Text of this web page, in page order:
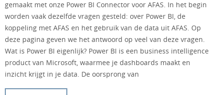
gemaakt met onze Power BI Connector voor AFAS. In het begin
worden vaak dezelfde vragen gesteld: over Power BI, de
koppeling met AFAS en het gebruik van de data uit AFAS. Op
deze pagina geven we het antwoord op veel van deze vragen.
Wat is Power BI eigenlijk? Power BI is een business intelligence
product van Microsoft, waarmee je dashboards maakt en
inzicht krijgt in je data. De oorsprong van